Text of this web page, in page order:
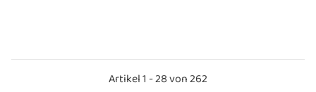
Artikel 1 - 28 von 262